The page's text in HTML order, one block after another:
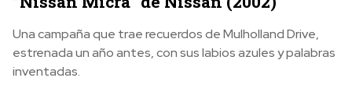
Una campaña que trae recuerdos de Mulholland Drive,
estrenada un año antes, con sus labios azules y palabras
inventadas.